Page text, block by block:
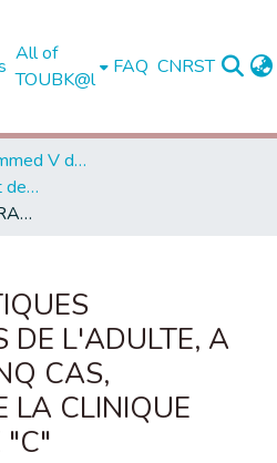
All of
TOUBK@l
FAQ CNRST
Université Mohammed V de Rabat
Faculté de Médecine et de Pharmacie - Rabat
LES HERNIES DIAPHRAGMATIQUES CONGENITALES DE L'ADULTE, A PROPOS DE CINQ CAS, EXPERIENCE DE LA CLINIQUE CHIRURGICALE "C"
DE L'ADULTE, A
CAS,
LA CLINIQUE
"C"